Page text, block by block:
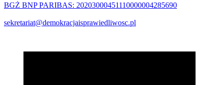
BGŻ BNP PARIBAS: 20203000451110000004285690
sekretariat@demokracjaisprawiedliwosc.pl